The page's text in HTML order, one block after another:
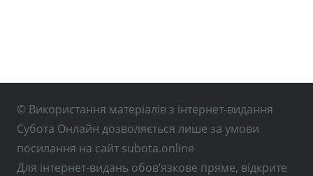
© Використання матеріалів з інтернет-видання
Субота Онлайн дозволяється лише за умови
посилання на сайт subota.online
Для інтернет-видань обов’язкове пряме, відкрите